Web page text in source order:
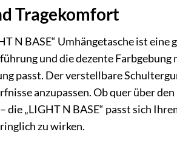
Tragekomfort
N BASE“ Umhängetasche ist
und die dezente Farbgebung
passt. Der verstellbare
anzupassen. Ob quer über
die „LIGHT N BASE“ passt sich
zu wirken.